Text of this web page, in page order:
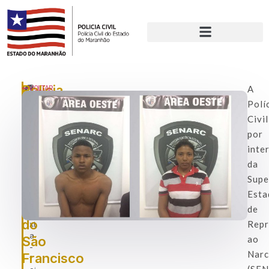
P
xt
a
-
f
Polícia
Civil
prende
casal
tráfico
bairro
do
São
Francisco
VOLTAR
A
Civil
por
da
de
ao